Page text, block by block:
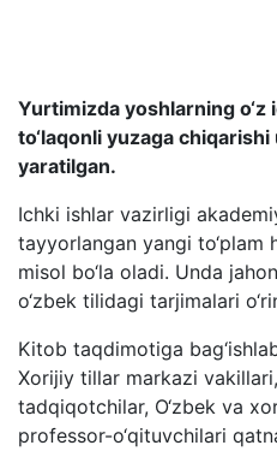
Yurtimizda yoshlarning
to‘laqonli yuzaga
yaratilgan.
Ichki ishlar vazirligi
tayyorlangan yangi
misol bo‘la oladi. Unda
o‘zbek tilidagi tarjimalari
Kitob taqdimotiga
Xorijiy tillar markazi
tadqiqotchilar, O‘zbek va
professor-o‘qituvchilari